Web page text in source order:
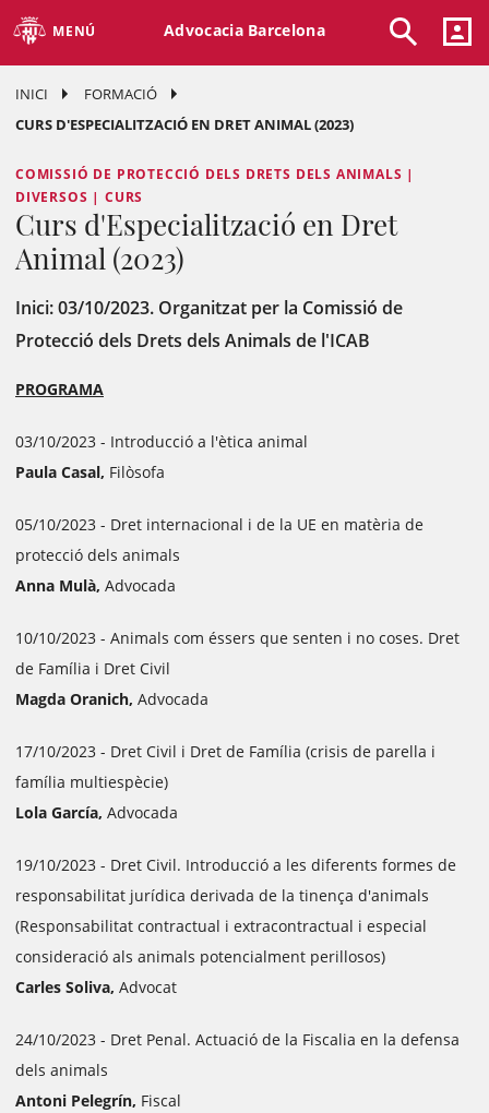
MENÚ Advocacia Barcelona
INICI
FORMACIÓ
CURS D'ESPECIALITZACIÓ EN DRET ANIMAL (2023)
COMISSIÓ DE PROTECCIÓ DELS DRETS DELS ANIMALS |
DIVERSOS | CURS
Curs d'Especialització en Dret
Animal (2023)
Inici: 03/10/2023. Organitzat per la Comissió de
Protecció dels Drets dels Animals de l'ICAB
PROGRAMA
03/10/2023 - Introducció a l'ètica animal
Paula Casal, Filòsofa
05/10/2023 - Dret internacional i de la UE en matèria de
protecció dels animals
Anna Mulà, Advocada
10/10/2023 - Animals com éssers que senten i no coses. Dret
de Família i Dret Civil
Magda Oranich, Advocada
17/10/2023 - Dret Civil i Dret de Família (crisis de parella i
família multiespècie)
Lola García, Advocada
19/10/2023 - Dret Civil. Introducció a les diferents formes de
responsabilitat jurídica derivada de la tinença d'animals
(Responsabilitat contractual i extracontractual i especial
consideració als animals potencialment perillosos)
Carles Soliva, Advocat
24/10/2023 - Dret Penal. Actuació de la Fiscalia en la defensa
dels animals
Antoni Pelegrín, Fiscal